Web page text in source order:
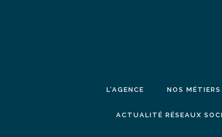
L’AGENCE NOS MÉTIERS
ACTUALITÉ RÉSEAUX